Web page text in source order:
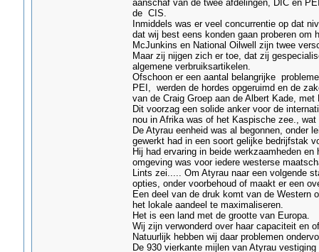
aanschaf van de twee afdelingen, DIC en
de CIS.
Inmiddels was er veel concurrentie op dat
dat wij best eens konden gaan proberen om
McJunkins en National Oilwell zijn twee
Maar zij nijgen zich er toe, dat zij
algemene verbruiksartikelen.
Ofschoon er een aantal belangrijke
PEI, werden de hordes opgeruimd en de
van de Craig Groep aan de Albert Kade,
Dit voorzag een solide anker voor de
nou in Afrika was of het Kaspische zee.,
De Atyrau eenheid was al begonnen, onder
gewerkt had in een soort gelijke bedrijfstak
Hij had ervaring in beide werkzaamheden
omgeving was voor iedere westerse
Lints zei..... Om Atyrau naar een volgende
opties, onder voorbehoud of maakt er een
Een deel van de druk komt van de Western
het lokale aandeel te maximaliseren.
Het is een land met de grootte van Europa.
Wij zijn verwonderd over haar capaciteit en
Natuurlijk hebben wij daar problemen
De 930 vierkante mijlen van Atyrau